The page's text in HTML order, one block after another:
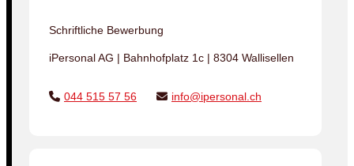
Schriftliche Bewerbung
iPersonal AG | Bahnhofplatz 1c | 8304 Wallisellen
044 515 57 56 info@ipersonal.ch